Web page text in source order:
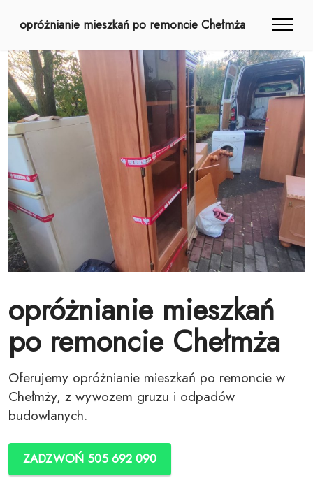
opróżnianie mieszkań po remoncie Chełmża
opróżnianie mieszkań
po remoncie Chełmża
Oferujemy opróżnianie mieszkań po remoncie w
Chełmży, z wywozem gruzu i odpadów
budowlanych.
ZADZWOŃ 505 692 090